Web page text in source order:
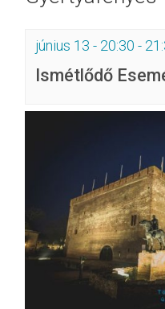
június 13 - 20:30 -
Ismétlődő